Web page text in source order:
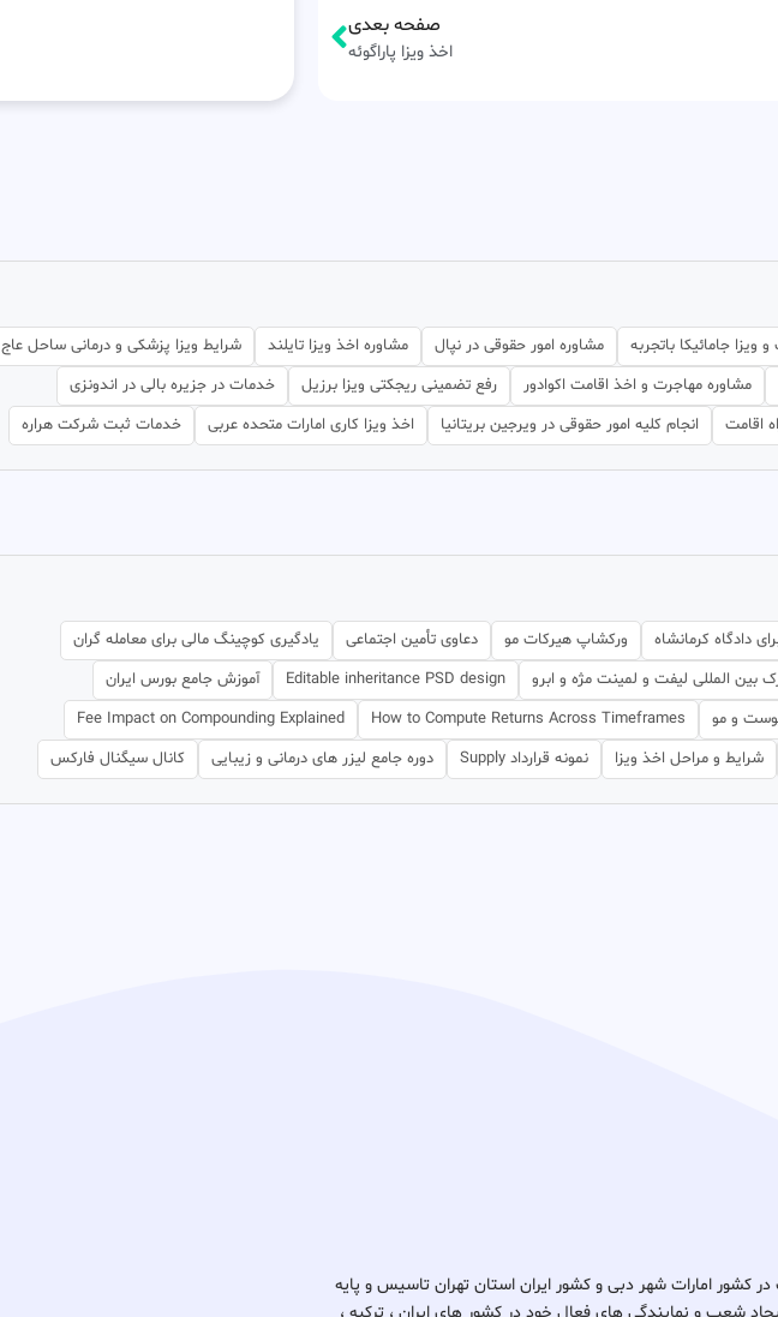
صفحه بعدی
اخذ ویزا پاراگوئه
جامائیکا باتجربه مشاوره امور حقوقی در نپال مشاوره اخذ ویزا تایلند
شرایط ویزا پزشکی و درمانی ساحل عاج
مشاوره مهاجرت و اخذ اقامت اکوادور رفع تضمینی ریجکتی ویزا برزیل
خدمات در جزیره بالی در اندونزی
اقامت انجام کلیه امور حقوقی در ویرجین بریتانیا اخذ ویزا کاری امارات متحده عربی خدمات ثبت شرکت هراره
دادگاه کرمانشاه ورکشاپ هیرکات مو دعاوی تأمین اجتماعی
یادگیری کوچینگ مالی برای معامله گران
بین المللی لیفت و لمینت مژه و ابرو Editable inheritance PSD design
آموزش جامع بورس ایران
و مو How to Compute Returns Across Timeframes
Fee Impact on Compounding Explained
شرایط و مراحل اخذ ویزا نمونه قرارداد Supply دوره جامع لیزر های درمانی و زیبایی کانال سیگنال فارکس
و برند ثبتا گروپ در کشور امارات شهر دبی و کشور ایران استان تهران تاسیس و پایه